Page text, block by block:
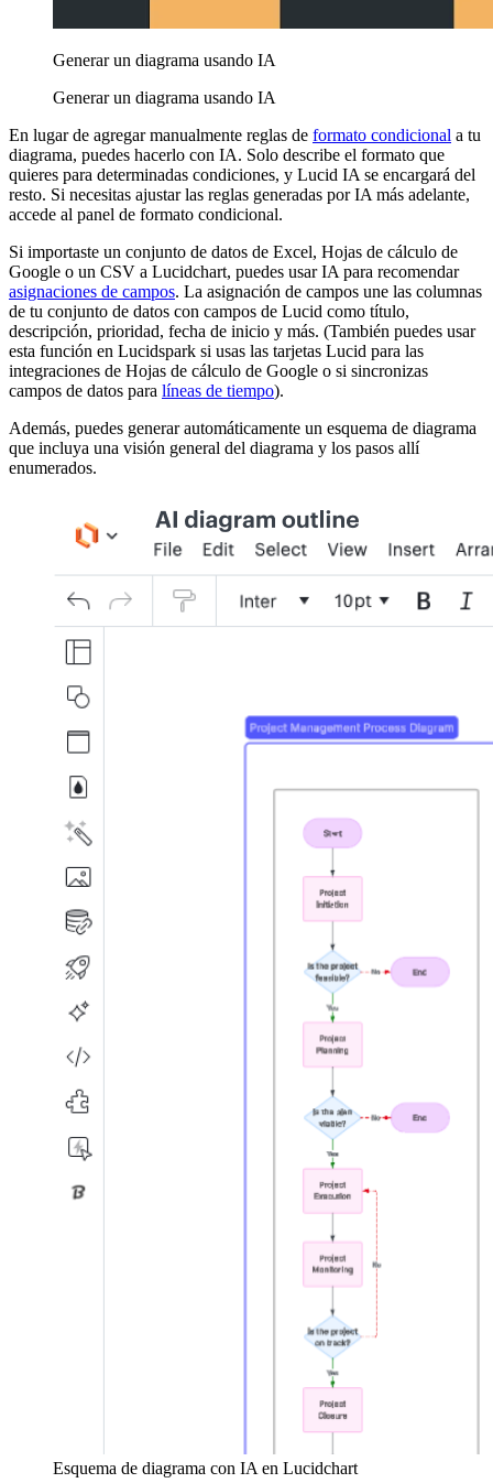
Generar un diagrama usando IA
Generar un diagrama usando IA
En lugar de agregar manualmente reglas de formato condicional a tu
diagrama, puedes hacerlo con IA. Solo describe el formato que
quieres para determinadas condiciones, y Lucid IA se encargará del
resto. Si necesitas ajustar las reglas generadas por IA más adelante,
accede al panel de formato condicional.
Si importaste un conjunto de datos de Excel, Hojas de cálculo de
Google o un CSV a Lucidchart, puedes usar IA para recomendar
asignaciones de campos. La asignación de campos une las columnas
de tu conjunto de datos con campos de Lucid como título,
descripción, prioridad, fecha de inicio y más. (También puedes usar
esta función en Lucidspark si usas las tarjetas Lucid para las
integraciones de Hojas de cálculo de Google o si sincronizas
campos de datos para líneas de tiempo).
Además, puedes generar automáticamente un esquema de diagrama
que incluya una visión general del diagrama y los pasos allí
enumerados.
Esquema de diagrama con IA en Lucidchart